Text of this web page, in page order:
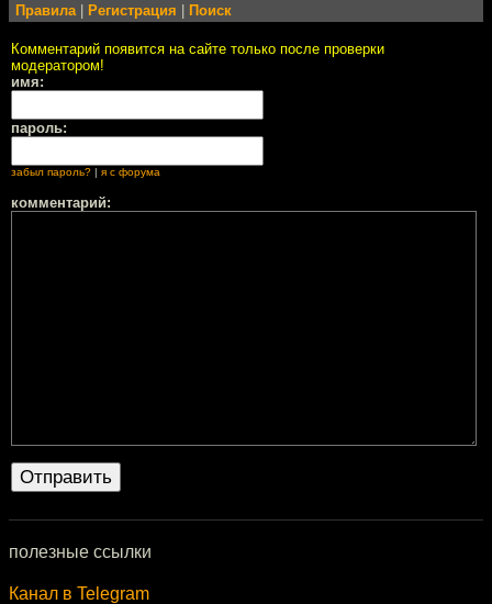
Правила Регистрация Поиск
Комментарий появится на сайте только после проверки
модератором!
имя:
пароль:
забыл пароль? | я с форума
комментарий:
полезные ссылки
Канал в Telegram